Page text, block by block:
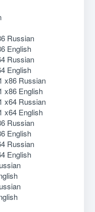
Russian
English
Russian
English
x86 Russian
x86 English
x64 Russian
x64 English
Russian
English
Russian
English